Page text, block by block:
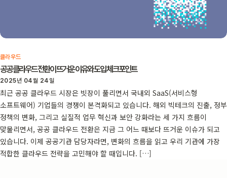
클라우드
공공 클라우드 전환이 뜨거운 이유와 도입 체크포인트
2025년 04월 24일
최근 공공 클라우드 시장은 빗장이 풀리면서 국내외 SaaS(서비스형
소프트웨어) 기업들의 경쟁이 본격화되고 있습니다. 해외 빅테크의 진출, 정부
정책의 변화, 그리고 실질적 업무 혁신과 보안 강화라는 세 가지 흐름이
맞물리면서, 공공 클라우드 전환은 지금 그 어느 때보다 뜨거운 이슈가 되고
있습니다. 이제 공공기관 담당자라면, 변화의 흐름을 읽고 우리 기관에 가장
적합한 클라우드 전략을 고민해야 할 때입니다. […]